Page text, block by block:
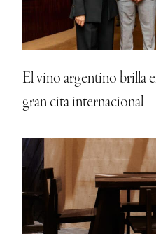
El vino argentino brilla
gran cita internacional